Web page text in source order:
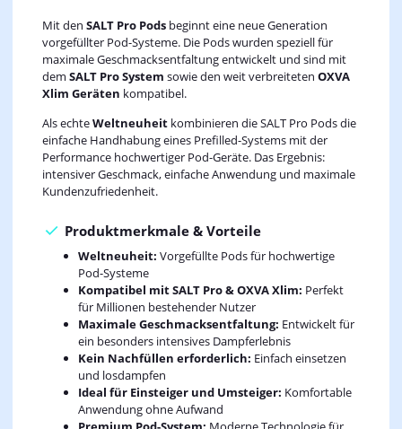
Mit den SALT Pro Podsbeginnt eine neue Generation
vorgefüllter Pod-Systeme. Die Pods wurden speziell für
maximale Geschmacksentfaltung entwickelt und sind mit
dem SALT Pro System sowie den weit verbreiteten OXVA
Xlim Geräten kompatibel.
Als echteWeltneuheitkombinieren die SALT Pro Pods die
einfache Handhabung eines Prefilled-Systems mit der
Performance hochwertiger Pod-Geräte. Das Ergebnis:
intensiver Geschmack, einfache Anwendung und maximale
Kundenzufriedenheit.
Produktmerkmale & Vorteile
Weltneuheit: Vorgefüllte Pods für hochwertige
Pod-Systeme
Kompatibel mit SALT Pro & OXVA Xlim: Perfekt
für Millionen bestehender Nutzer
Maximale Geschmacksentfaltung: Entwickelt für
ein besonders intensives Dampferlebnis
Kein Nachfüllen erforderlich: Einfach einsetzen
und losdampfen
Ideal für Einsteiger und Umsteiger: Komfortable
Anwendung ohne Aufwand